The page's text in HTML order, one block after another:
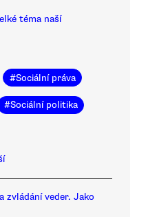
téma naší
#Sociální práva
#Sociální politika
zvládání veder. Jako